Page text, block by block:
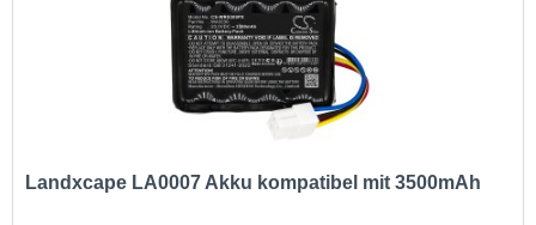
Landxcape LA0007 Akku kompatibel mit 3500mAh